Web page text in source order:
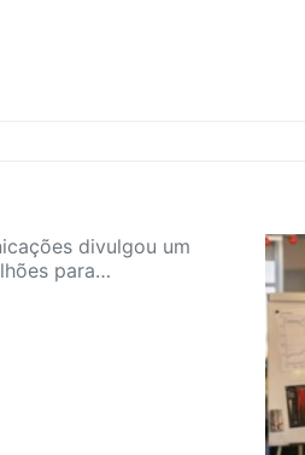
divulgou um
para…